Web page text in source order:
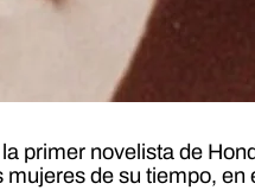
primer novelista de
de su tiempo, en